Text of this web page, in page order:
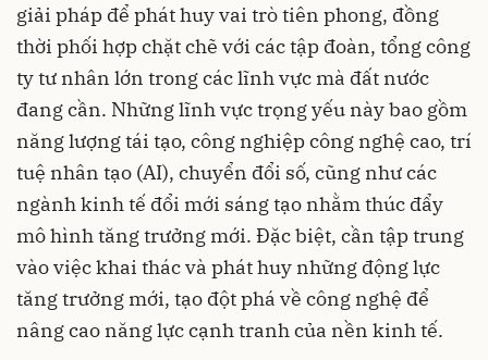
giải pháp để phát huy vai trò tiên phong, đồng
thời phối hợp chặt chẽ với các tập đoàn, tổng công
ty tư nhân lớn trong các lĩnh vực mà đất nước
đang cần. Những lĩnh vực trọng yếu này bao gồm
năng lượng tái tạo, công nghiệp công nghệ cao, trí
tuệ nhân tạo (AI), chuyển đổi số, cũng như các
ngành kinh tế đổi mới sáng tạo nhằm thúc đẩy
mô hình tăng trưởng mới. Đặc biệt, cần tập trung
vào việc khai thác và phát huy những động lực
tăng trưởng mới, tạo đột phá về công nghệ để
nâng cao năng lực cạnh tranh của nền kinh tế.